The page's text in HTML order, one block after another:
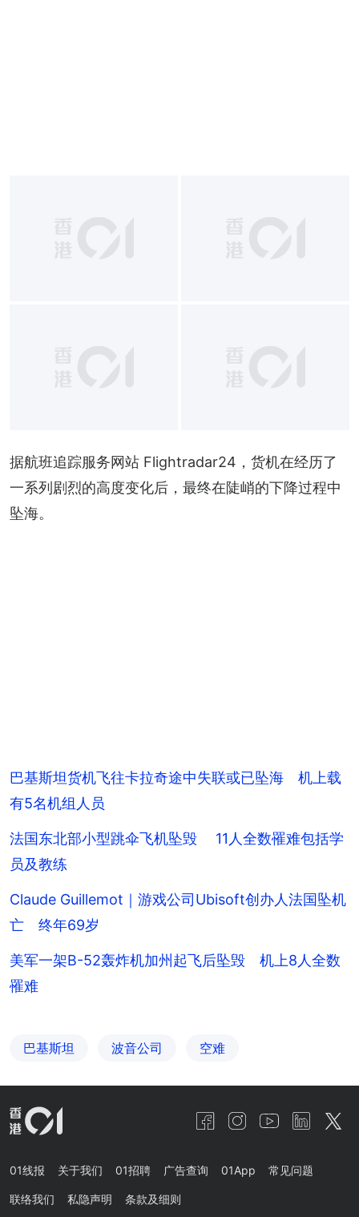
据航班追踪服务网站 Flightradar24，货机在经历了
一系列剧烈的高度变化后，最终在陡峭的下降过程中
坠海。
巴基斯坦货机飞往卡拉奇途中失联或已坠海 机上载
有5名机组人员
法国东北部小型跳伞飞机坠毁 11人全数罹难包括学
员及教练
Claude Guillemot｜游戏公司Ubisoft创办人法国坠机
亡 终年69岁
美军一架B-52轰炸机加州起飞后坠毁 机上8人全数
罹难
巴基斯坦 波音公司 空难
01线报 关于我们 01招聘 广告查询 01App 常见问题
联络我们 私隐声明 条款及细则